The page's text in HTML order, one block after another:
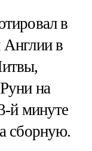
в
Англии в
на
й минуте
сборную.